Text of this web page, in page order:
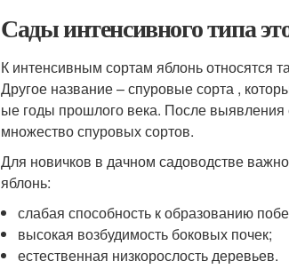
Сады интенсивного типа
К интенсивным сортам яблонь относятся
Другое название – спуровые сорта ,
ые годы прошлого века. После выявления
множество спуровых сортов.
Для новичков в дачном садоводстве
яблонь:
слабая способность к образованию
высокая возбудимость боковых почек;
естественная низкорослость деревьев.